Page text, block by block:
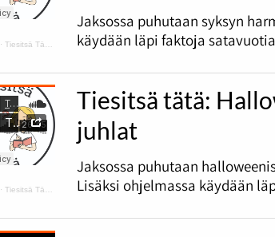
·Tiesitsä Tätä: harmaus ja Disneyn synttärit
Jaksossa puhutaan syksyn
käydään läpi faktoja
·Tiesitsä Tätä: Halloween
Tiesitsä tätä:
juhlat
Jaksossa puhutaan
Lisäksi ohjelmassa käydään